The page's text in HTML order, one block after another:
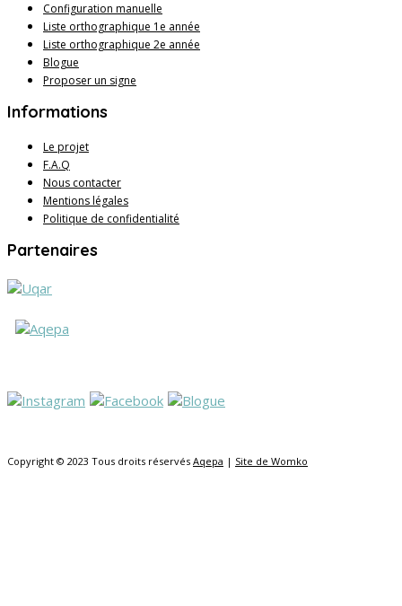
Configuration manuelle
Liste orthographique 1e année
Liste orthographique 2e année
Blogue
Proposer un signe
Informations
Le projet
F.A.Q
Nous contacter
Mentions légales
Politique de confidentialité
Partenaires
Copyright © 2023 Tous droits réservés Aqepa | Site de Womko